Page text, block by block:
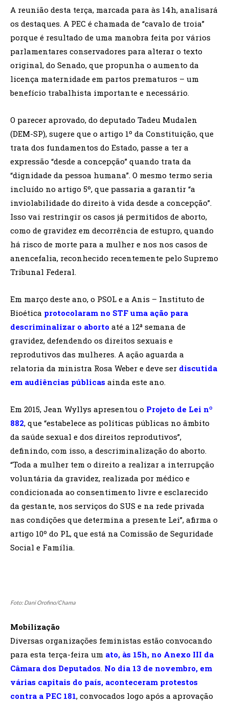
A reunião desta terça, marcada para às 14h, analisará
os destaques. A PEC é chamada de “cavalo de troia”
porque é resultado de uma manobra feita por vários
parlamentares conservadores para alterar o texto
original, do Senado, que propunha o aumento da
licença maternidade em partos prematuros – um
benefício trabalhista importante e necessário.
O parecer aprovado, do deputado Tadeu Mudalen
(DEM-SP), sugere que o artigo 1º da Constituição, que
trata dos fundamentos do Estado, passe a ter a
expressão “desde a concepção” quando trata da
“dignidade da pessoa humana”. O mesmo termo seria
incluído no artigo 5º, que passaria a garantir “a
inviolabilidade do direito à vida desde a concepção”.
Isso vai restringir os casos já permitidos de aborto,
como de gravidez em decorrência de estupro, quando
há risco de morte para a mulher e nos nos casos de
anencefalia, reconhecido recentemente pelo Supremo
Tribunal Federal.
Em março deste ano, o PSOL e a Anis – Instituto de
Bioética protocolaram no STF uma ação para
descriminalizar o aborto até a 12ª semana de
gravidez, defendendo os direitos sexuais e
reprodutivos das mulheres. A ação aguarda a
relatoria da ministra Rosa Weber e deve ser discutida
em audiências públicas ainda este ano.
Em 2015, Jean Wyllys apresentou o Projeto de Lei nº
882, que “estabelece as políticas públicas no âmbito
da saúde sexual e dos direitos reprodutivos”,
definindo, com isso, a descriminalização do aborto.
“Toda a mulher tem o direito a realizar a interrupção
voluntária da gravidez, realizada por médico e
condicionada ao consentimento livre e esclarecido
da gestante, nos serviços do SUS e na rede privada
nas condições que determina a presente Lei”, afirma o
artigo 10º do PL, que está na Comissão de Seguridade
Social e Família.
Foto: Dani Orofino/Chama
Mobilização
Diversas organizações feministas estão convocando
para esta terça-feira um ato, às 15h, no Anexo III da
Câmara dos Deputados. No dia 13 de novembro, em
várias capitais do país, aconteceram protestos
contra a PEC 181, convocados logo após a aprovação